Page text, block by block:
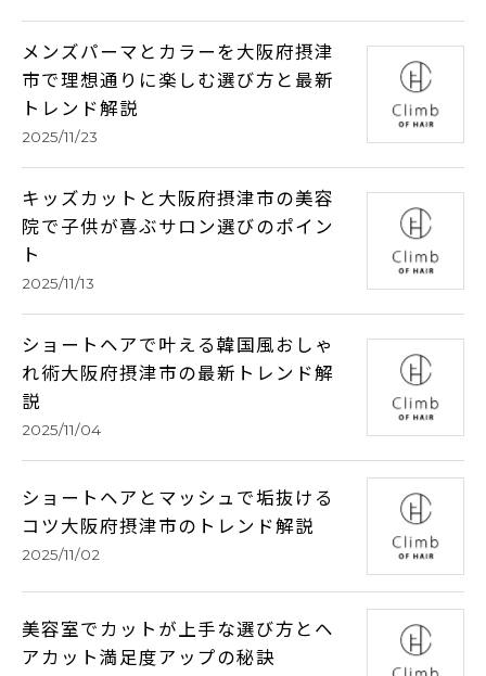
メンズパーマとカラーを大阪府摂津
市で理想通りに楽しむ選び方と最新
トレンド解説
2025/11/23
キッズカットと大阪府摂津市の美容
院で子供が喜ぶサロン選びのポイン
ト
2025/11/13
ショートヘアで叶える韓国風おしゃ
れ術大阪府摂津市の最新トレンド解
説
2025/11/04
ショートヘアとマッシュで垢抜ける
コツ大阪府摂津市のトレンド解説
2025/11/02
美容室でカットが上手な選び方とヘ
アカット満足度アップの秘訣